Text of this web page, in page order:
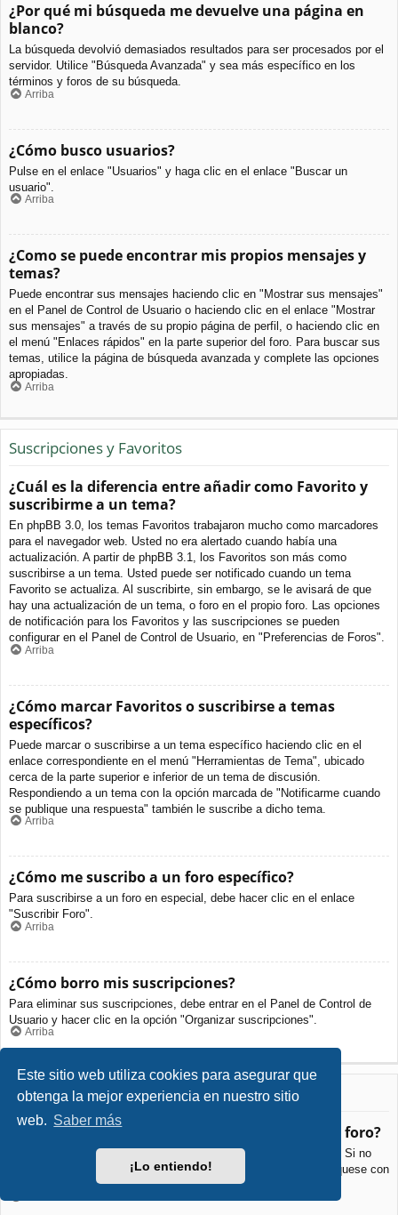
Este sitio web utiliza cookies para asegurar que
obtenga la mejor experiencia en nuestro sitio
web. Saber más
¡Lo entiendo!
¿Por qué mi búsqueda me devuelve una página en
blanco?
La búsqueda devolvió demasiados resultados para ser procesados por el
servidor. Utilice "Búsqueda Avanzada" y sea más específico en los
términos y foros de su búsqueda.
Arriba
¿Cómo busco usuarios?
Pulse en el enlace "Usuarios" y haga clic en el enlace "Buscar un
usuario".
Arriba
¿Como se puede encontrar mis propios mensajes y
temas?
Puede encontrar sus mensajes haciendo clic en "Mostrar sus mensajes"
en el Panel de Control de Usuario o haciendo clic en el enlace "Mostrar
sus mensajes" a través de su propio página de perfil, o haciendo clic en
el menú "Enlaces rápidos" en la parte superior del foro. Para buscar sus
temas, utilice la página de búsqueda avanzada y complete las opciones
apropiadas.
Arriba
Suscripciones y Favoritos
¿Cuál es la diferencia entre añadir como Favorito y
suscribirme a un tema?
En phpBB 3.0, los temas Favoritos trabajaron mucho como marcadores
para el navegador web. Usted no era alertado cuando había una
actualización. A partir de phpBB 3.1, los Favoritos son más como
suscribirse a un tema. Usted puede ser notificado cuando un tema
Favorito se actualiza. Al suscribirte, sin embargo, se le avisará de que
hay una actualización de un tema, o foro en el propio foro. Las opciones
de notificación para los Favoritos y las suscripciones se pueden
configurar en el Panel de Control de Usuario, en "Preferencias de Foros".
Arriba
¿Cómo marcar Favoritos o suscribirse a temas
específicos?
Puede marcar o suscribirse a un tema específico haciendo clic en el
enlace correspondiente en el menú "Herramientas de Tema", ubicado
cerca de la parte superior e inferior de un tema de discusión.
Respondiendo a un tema con la opción marcada de "Notificarme cuando
se publique una respuesta" también le suscribe a dicho tema.
Arriba
¿Cómo me suscribo a un foro específico?
Para suscribirse a un foro en especial, debe hacer clic en el enlace
"Suscribir Foro".
Arriba
¿Cómo borro mis suscripciones?
Para eliminar sus suscripciones, debe entrar en el Panel de Control de
Usuario y hacer clic en la opción "Organizar suscripciones".
Arriba
Archivos Adjuntos
¿Qué archivos adjuntos son permitidos en este foro?
Cada foro puede permitir o no ciertos tipos de archivos adjuntos. Si no
está seguro de que tipos de archivos se pueden cargar, comuníquese con
La Administración para obtener más información.